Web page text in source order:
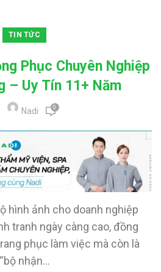
TIN TỨC
Phục Chuyên Nghiệp
– Uy Tín 11+ Năm
Nadi 0
hình ảnh cho doanh nghiệp
tranh ngày càng cao, đồng
phục làm việc mà còn là
“bộ nhận...